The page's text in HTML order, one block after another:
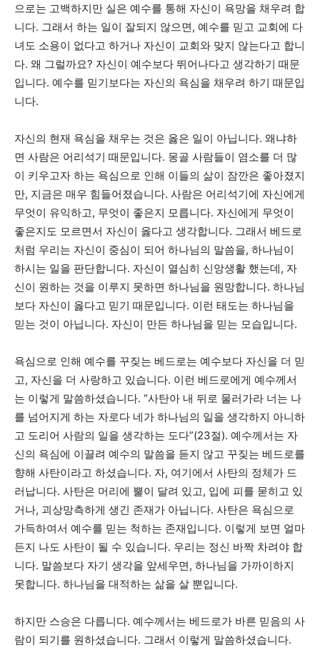
으로는 고백하지만 실은 예수를 통해 자신이 욕망을 채우려 합
니다. 그래서 하는 일이 잘되지 않으면, 예수를 믿고 교회에 다
녀도 소용이 없다고 하거나 자신이 교회와 맞지 않는다고 합니
다. 왜 그럴까요? 자신이 예수보다 뛰어나다고 생각하기 때문
입니다. 예수를 믿기보다는 자신의 욕심을 채우려 하기 때문입
니다.
자신의 현재 욕심을 채우는 것은 옳은 일이 아닙니다. 왜냐하
면 사람은 어리석기 때문입니다. 몽골 사람들이 염소를 더 많
이 키우고자 하는 욕심으로 인해 이들의 삶이 잠깐은 좋아졌지
만, 지금은 매우 힘들어졌습니다. 사람은 어리석기에 자신에게
무엇이 유익하고, 무엇이 좋은지 모릅니다. 자신에게 무엇이
좋은지도 모르면서 자신이 옳다고 생각합니다. 그래서 베드로
처럼 우리는 자신이 중심이 되어 하나님의 말씀을, 하나님이
하시는 일을 판단합니다. 자신이 열심히 신앙생활 했는데, 자
신이 원하는 것을 이루지 못하면 하나님을 원망합니다. 하나님
보다 자신이 옳다고 믿기 때문입니다. 이런 태도는 하나님을
믿는 것이 아닙니다. 자신이 만든 하나님을 믿는 모습입니다.
욕심으로 인해 예수를 꾸짖는 베드로는 예수보다 자신을 더 믿
고, 자신을 더 사랑하고 있습니다. 이런 베드로에게 예수께서
는 이렇게 말씀하셨습니다. “사탄아 내 뒤로 물러가라 너는 나
를 넘어지게 하는 자로다 네가 하나님의 일을 생각하지 아니하
고 도리어 사람의 일을 생각하는 도다”(23절). 예수께서는 자
신의 욕심에 이끌려 예수의 말씀을 듣지 않고 꾸짖는 베드로를
향해 사탄이라고 하셨습니다. 자, 여기에서 사탄의 정체가 드
러납니다. 사탄은 머리에 뿔이 달려 있고, 입에 피를 묻히고 있
거나, 괴상망측하게 생긴 존재가 아닙니다. 사탄은 욕심으로
가득하여서 예수를 믿는 척하는 존재입니다. 이렇게 보면 얼마
든지 나도 사탄이 될 수 있습니다. 우리는 정신 바짝 차려야 합
니다. 말씀보다 자기 생각을 앞세우면, 하나님을 가까이하지
못합니다. 하나님을 대적하는 삶을 살 뿐입니다.
하지만 스승은 다릅니다. 예수께서는 베드로가 바른 믿음의 사
람이 되기를 원하셨습니다. 그래서 이렇게 말씀하셨습니다.